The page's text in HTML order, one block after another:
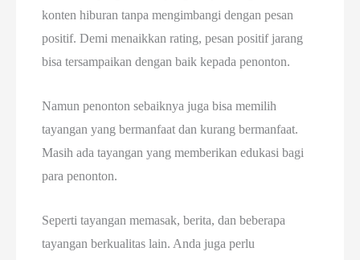
konten hiburan tanpa mengimbangi dengan pesan
positif. Demi menaikkan rating, pesan positif jarang
bisa tersampaikan dengan baik kepada penonton.
Namun penonton sebaiknya juga bisa memilih
tayangan yang bermanfaat dan kurang bermanfaat.
Masih ada tayangan yang memberikan edukasi bagi
para penonton.
Seperti tayangan memasak, berita, dan beberapa
tayangan berkualitas lain. Anda juga perlu